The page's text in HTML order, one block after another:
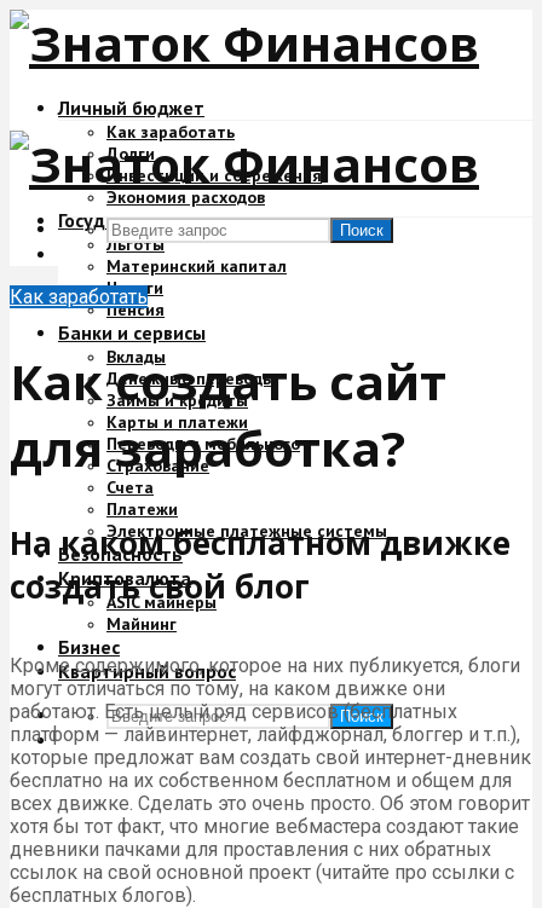
Личный бюджет
Как заработать
Долги
Инвестиции и сбережения
Экономия расходов
Государство и деньги
Льготы
Материнский капитал
Налоги
Пенсия
Банки и сервисы
Вклады
Денежные переводы
Займы и кредиты
Карты и платежи
Переводы с мобильного
Страхование
Счета
Платежи
Электронные платежные системы
Безопасность
Криптовалюта
ASIC майнеры
Майнинг
Бизнес
Квартирный вопрос
Поиск
Поиск
Как заработать
Как создать сайт
для заработка?
На каком бесплатном движке
создать свой блог
Кроме содержимого, которое на них публикуется, блоги
могут отличаться по тому, на каком движке они
работают. Есть целый ряд сервисов (бесплатных
платформ — лайвинтернет, лайфджорнал, блоггер и т.п.),
которые предложат вам создать свой интернет-дневник
бесплатно на их собственном бесплатном и общем для
всех движке. Сделать это очень просто. Об этом говорит
хотя бы тот факт, что многие вебмастера создают такие
дневники пачками для проставления с них обратных
ссылок на свой основной проект (читайте про ссылки с
бесплатных блогов).